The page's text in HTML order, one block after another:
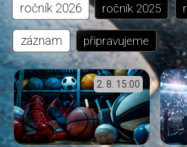
ročník 2026 ročník 2025
záznam připravujeme
2. 8. 15:00